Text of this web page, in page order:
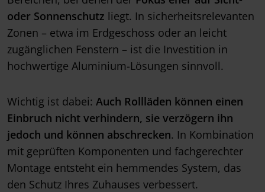
oder Sonnenschutz liegt. In sicherheitsrelevanten
Zonen – etwa im Erdgeschoss oder an leicht
zugänglichen Fenstern – ist die Investition in
hochwertige Aluminium-Lösungen sinnvoll.
Wichtig ist dabei: Auch Rollläden können einen
Einbruch nicht verhindern, sie verzögern ihn
jedoch und können abschrecken. In Kombination
mit geprüften Komponenten und fachgerechter
Montage entsteht ein hemmendes System, das
den Schutz Ihres Zuhauses verbessert.